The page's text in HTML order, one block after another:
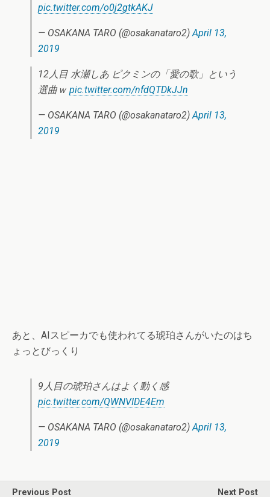
pic.twitter.com/o0j2gtkAKJ
— OSAKANA TARO (@osakanataro2)April 13,
2019
12人目 水瀬しあ ピクミンの「愛の歌」という
選曲ｗ pic.twitter.com/nfdQTDkJJn
— OSAKANA TARO (@osakanataro2)April 13,
2019
あと、AIスピーカでも使われてる琥珀さんがいたのはち
ょっとびっくり
9人目の琥珀さんはよく動く感
pic.twitter.com/QWNVIDE4Em
— OSAKANA TARO (@osakanataro2)April 13,
2019
Previous Post Next Post